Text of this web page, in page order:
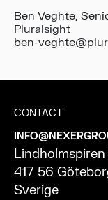
Ben Veghte,
Pluralsight
ben-
CONTACT
417 56
Sverige